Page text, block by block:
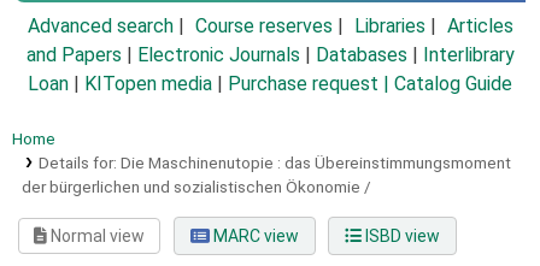
Advanced search Course reserves Libraries
Articles
and Papers
Electronic Journals Databases
Interlibrary
Loan
KITopen media Purchase request | Catalog Guide
Home
Details for: Die Maschinenutopie : das Übereinstimmungsmoment
der bürgerlichen und sozialistischen Ökonomie /
Normal view MARC view ISBD view